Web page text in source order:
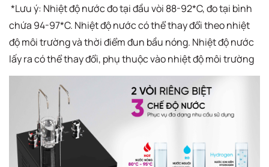
*Lưu ý: Nhiệt độ nước đo tại đầu vòi 88-92*C, đo tại bình
chứa 94-97*C. Nhiệt độ nước có thể thay đổi theo nhiệt
độ môi trường và thời điểm đun bầu nóng. Nhiệt độ nước
lấy ra có thể thay đổi, phụ thuộc vào nhiệt độ môi trường